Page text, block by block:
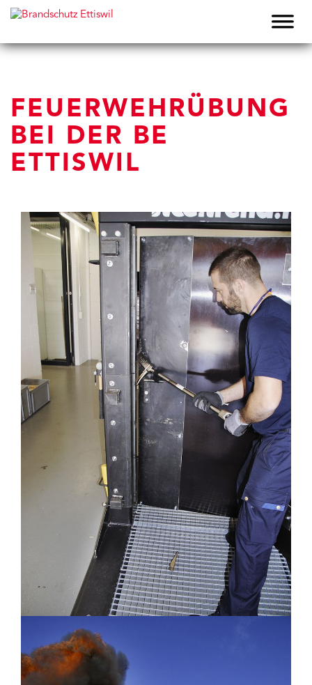
FEUERWEHRÜBUNG
BEI DER BE
ETTISWIL